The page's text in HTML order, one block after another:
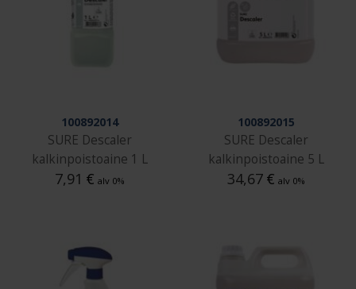
100892014
SURE Descaler
kalkinpoistoaine 1 L
7,91 € alv 0%
100892015
SURE Descaler
kalkinpoistoaine 5 L
34,67 € alv 0%